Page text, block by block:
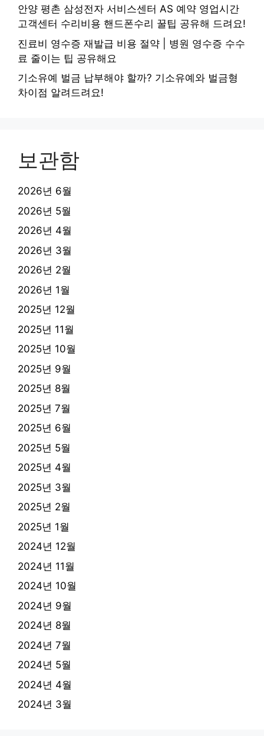
안양 평촌 삼성전자 서비스센터 AS 예약 영업시간
고객센터 수리비용 핸드폰수리 꿀팁 공유해 드려요!
진료비 영수증 재발급 비용 절약 | 병원 영수증 수수
료 줄이는 팁 공유해요
기소유예 벌금 납부해야 할까? 기소유예와 벌금형
차이점 알려드려요!
보관함
2026년 6월
2026년 5월
2026년 4월
2026년 3월
2026년 2월
2026년 1월
2025년 12월
2025년 11월
2025년 10월
2025년 9월
2025년 8월
2025년 7월
2025년 6월
2025년 5월
2025년 4월
2025년 3월
2025년 2월
2025년 1월
2024년 12월
2024년 11월
2024년 10월
2024년 9월
2024년 8월
2024년 7월
2024년 5월
2024년 4월
2024년 3월